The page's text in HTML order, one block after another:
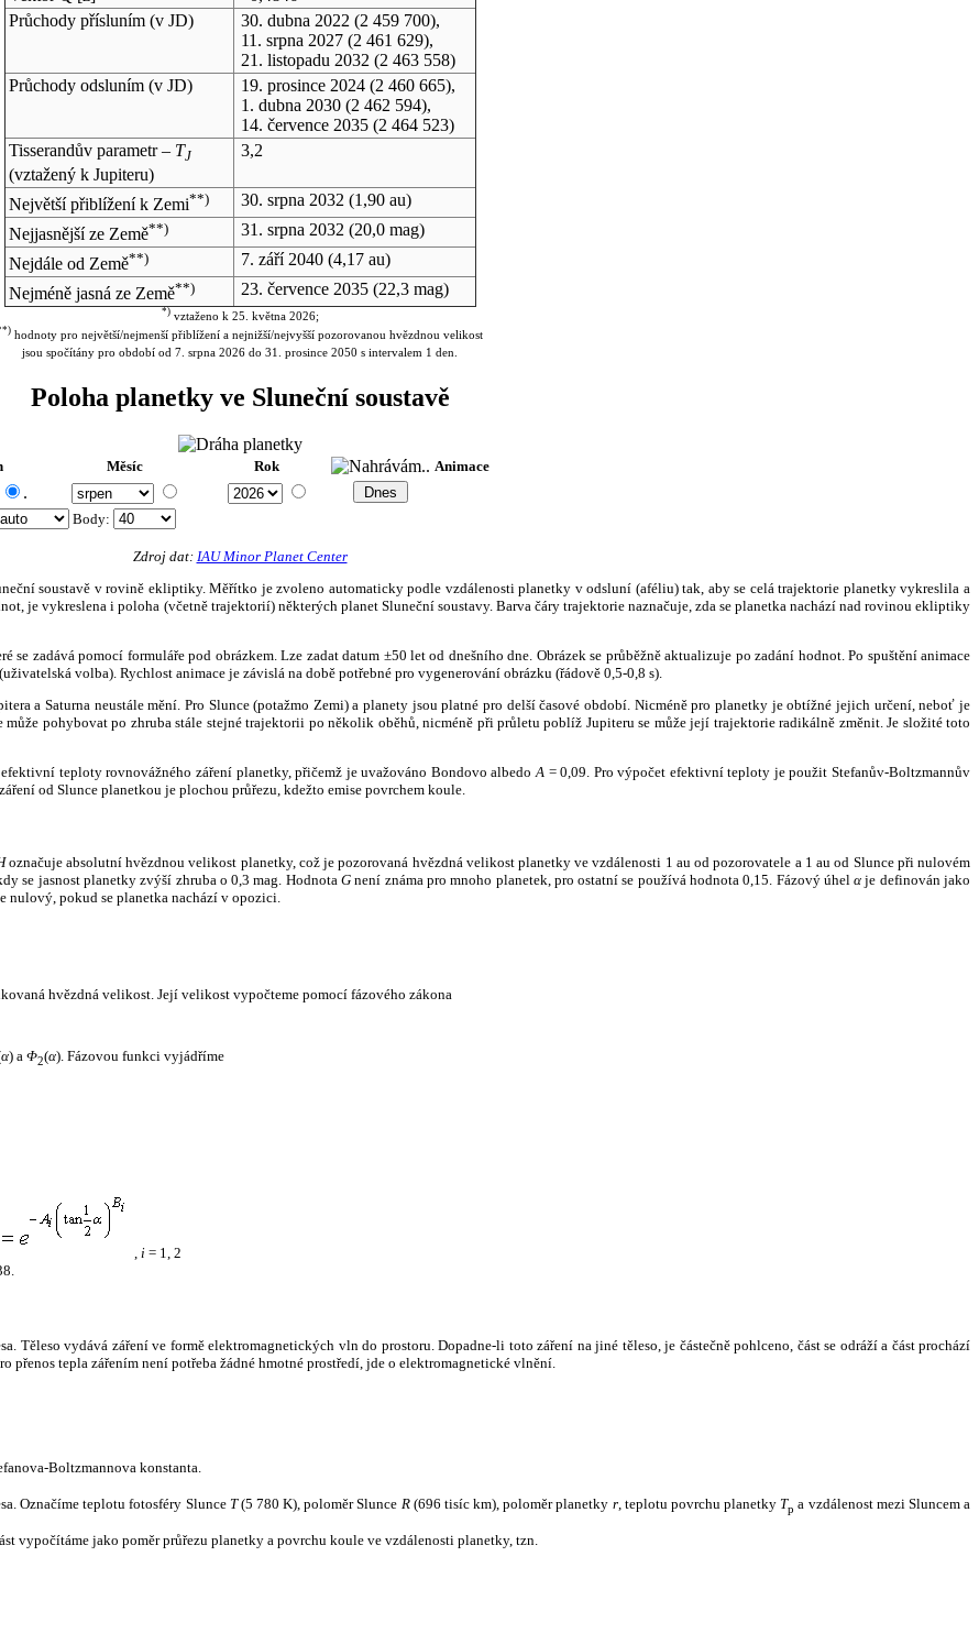
Průchody přísluním (v JD) 30. dubna 2022 (2 459 700),
11. srpna 2027(2 461 629),
21. listopadu 2032 (2 463 558)
Průchody odsluním (v JD) 19. prosince 2024(2 460 665),
1. dubna 2030(2 462 594),
14. července 2035(2 464 523)
Tisserandův parametr – TJ
(vztažený k Jupiteru)
3,2
Největší přiblížení k Zemi**) 30. srpna 2032 (1,90 au)
Nejjasnější ze Země**) 31. srpna 2032 (20,0 mag)
Nejdále od Země**) 7. září 2040(4,17 au)
Nejméně jasná ze Země**) 23. července 2035(22,3 mag)
*)vztaženo k 25. května 2026;
hodnoty pro největší/nejmenší přiblížení a nejnižší/nejvyšší pozorovanou hvězdnou velikost
jsou spočítány pro období od 7. srpna 2026 do 31. prosince 2050 s intervalem 1 den.
Poloha planetky ve Sluneční soustavě
Měsíc Rok Animace
.
Body:
Zdroj dat: IAU Minor Planet Center
soustavě v rovině ekliptiky. Měřítko je zvoleno automaticky podle vzdálenosti planetky v odsluní (aféliu) tak, aby se celá trajektorie planetky vykreslila a
je vykreslena i poloha (včetně trajektorií) některých planet Sluneční soustavy. Barva čáry trajektorie naznačuje, zda se planetka nachází nad rovinou ekliptiky
zadává pomocí formuláře pod obrázkem. Lze zadat datum ±50 let od dnešního dne. Obrázek se průběžně aktualizuje po zadání hodnot. Po spuštění animace
volba). Rychlost animace je závislá na době potřebné pro vygenerování obrázku (řádově 0,5-0,8 s).
a Saturna neustále mění. Pro Slunce (potažmo Zemi) a planety jsou platné pro delší časové období. Nicméně pro planetky je obtížné jejich určení, neboť je
může pohybovat po zhruba stále stejné trajektorii po několik oběhů, nicméně při průletu poblíž Jupiteru se může její trajektorie radikálně změnit. Je složité toto
teploty rovnovážného záření planetky, přičemž je uvažováno Bondovo albedo A = 0,09. Pro výpočet efektivní teploty je použit Stefanův-Boltzmannův
od Slunce planetkou je plochou průřezu, kdežto emise povrchem koule.
označuje absolutní hvězdnou velikost planetky, což je pozorovaná hvězdná velikost planetky ve vzdálenosti 1 au od pozorovatele a 1 au od Slunce při nulovém
se jasnost planetky zvýší zhruba o 0,3 mag. HodnotaG není známa pro mnoho planetek, pro ostatní se používá hodnota 0,15. Fázový úhelα je definován jako
nulový, pokud se planetka nachází v opozici.
hvězdná velikost. Její velikost vypočteme pomocí fázového zákona
α) a Φ2(α). Fázovou funkci vyjádříme
, i = 1, 2
Těleso vydává záření ve formě elektromagnetických vln do prostoru. Dopadne-li toto záření na jiné těleso, je částečně pohlceno, část se odráží a část prochází
přenos tepla zářením není potřeba žádné hmotné prostředí, jde o elektromagnetické vlnění.
Boltzmannova konstanta.
Označíme teplotu fotosféry Slunce T(5 780 K), poloměr Slunce R(696 tisíc km), poloměr planetky r, teplotu povrchu planetky Tp a vzdálenost mezi Sluncem a
vypočítáme jako poměr průřezu planetky a povrchu koule ve vzdálenosti planetky, tzn.